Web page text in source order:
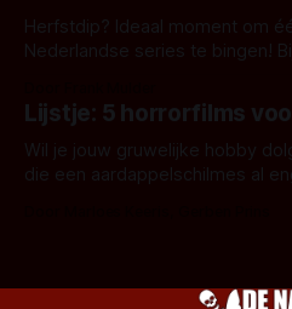
Herfstdip? Ideaal moment om
Nederlandse series te bingen! Bij nederhorror denk je al
Amsterdamned of The
is niet beperkt tot films. Hier
Lijstje: 5 horrorfilms
Wil je jouw gruwelijke hobby
die een aardappelschilmes al